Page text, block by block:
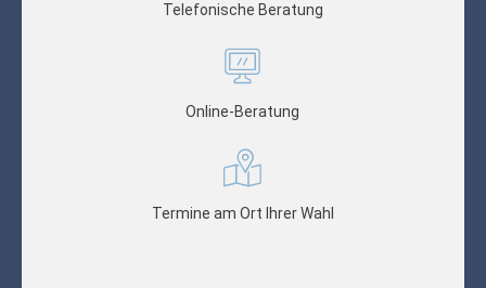
Telefonische Beratung
Online-Beratung
Termine am Ort Ihrer Wahl